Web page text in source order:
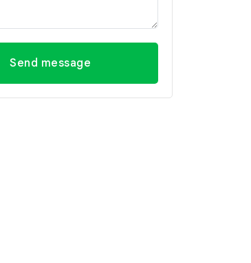
Send message